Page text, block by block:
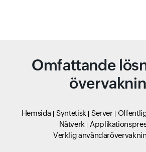
Omfattande
Hemsida Syntetisk Server
Nätverk
Verklig